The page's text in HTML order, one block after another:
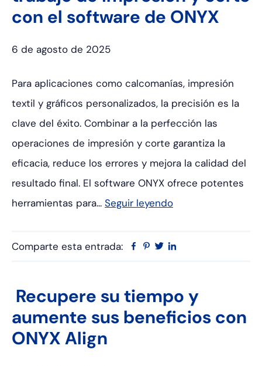
con el software de ONYX
6 de agosto de 2025
Para aplicaciones como calcomanías, impresión
textil y gráficos personalizados, la precisión es la
clave del éxito. Combinar a la perfección las
operaciones de impresión y corte garantiza la
eficacia, reduce los errores y mejora la calidad del
resultado final. El software ONYX ofrece potentes
herramientas para... Seguir leyendo
Comparte esta entrada: Facebook
Pinterest
Twitter
Recupere su tiempo y
aumente sus beneficios con
ONYX Align